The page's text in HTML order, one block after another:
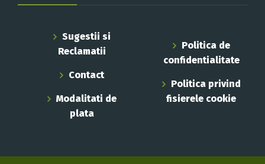
Sugestii si
Reclamatii
Contact
Modalitati de
plata
Politica de
confidentialitate
Politica privind
fisierele cookie